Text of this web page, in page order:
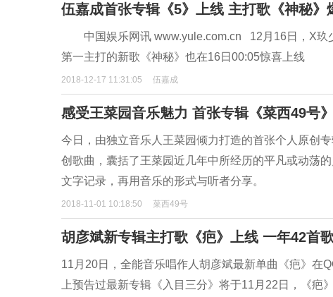
伍嘉成首张专辑《5》上线 主打歌《神秘》
中国娱乐网讯 www.yule.com.cn 12月16日，X玖
第一主打的新歌《神秘》也在16日00:05惊喜上线
2018-12-17 11:31:05 伍嘉成
感受王菜园音乐魅力 首张专辑《菜西49号
今日，由独立音乐人王菜园倾力打造的首张个人原创
创歌曲，囊括了王菜园近几年中所经历的平凡或动荡
文字记录，再用音乐的形式与听者分享。
2018-11-01 10:18:50 菜西49号
胡彦斌新专辑主打歌《疤》上线 一年42首
11月20日，全能音乐唱作人胡彦斌最新单曲《疤》在
上预告过最新专辑《入目三分》将于11月22日，《